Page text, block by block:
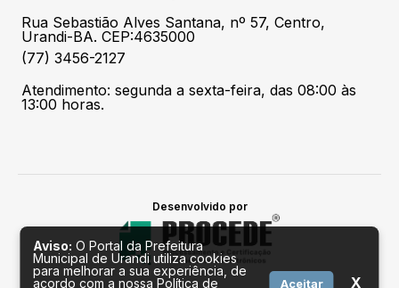
Rua Sebastião Alves Santana, nº 57, Centro,
Urandi-BA. CEP:4635000
(77) 3456-2127
Atendimento: segunda a sexta-feira, das 08:00 às
13:00 horas.
Desenvolvido por
Aviso: O Portal da Prefeitura
Municipal de Urandi utiliza cookies
para melhorar a sua experiência, de
acordo com a nossa Política de
Aceitar X